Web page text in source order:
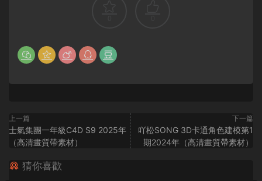
上一篇
士氣集團一年級C4D S9 2025年
（高清畫質帶素材）
下一篇
吖松SONG 3D卡通角色建模第1
期2024年（高清畫質帶素材）
猜你喜歡